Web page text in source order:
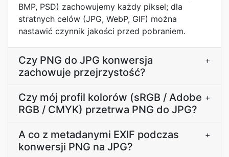
BMP, PSD) zachowujemy każdy piksel; dla
stratnych celów (JPG, WebP, GIF) można
nastawić czynnik jakości przed pobraniem.
Czy PNG do JPG konwersja
zachowuje przejrzystość?
+
Czy mój profil kolorów (sRGB / Adobe
RGB / CMYK) przetrwa PNG do JPG?
+
A co z metadanymi EXIF podczas
konwersji PNG na JPG?
+